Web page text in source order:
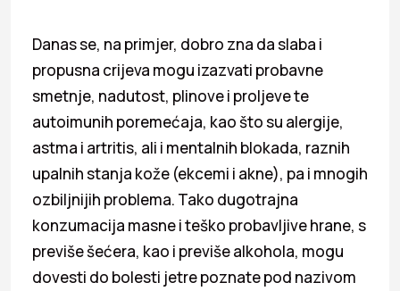
Danas se, na primjer, dobro zna da slaba i
propusna crijeva mogu izazvati probavne
smetnje, nadutost, plinove i proljeve te
autoimunih poremećaja, kao što su alergije,
astma i artritis, ali i mentalnih blokada, raznih
upalnih stanja kože (ekcemi i akne), pa i mnogih
ozbiljnijih problema. Tako dugotrajna
konzumacija masne i teško probavljive hrane, s
previše šećera, kao i previše alkohola, mogu
dovesti do bolesti jetre poznate pod nazivom